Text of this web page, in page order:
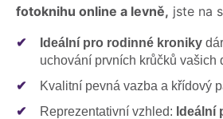
fotoknihu online a levně, jste na
✔ Ideální pro rodinné kroniky
uchování prvních krůčků vašich
✔
Kvalitní pevná vazba a křídový
✔
Reprezentativní vzhled: Ideální